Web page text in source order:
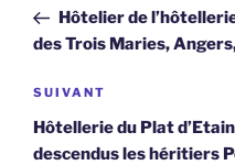
l’article
précédent
Hôtelier de
des Trois Maries,
Article
suivant
SUIVANT
Hôtellerie du Plat
descendus les héritiers